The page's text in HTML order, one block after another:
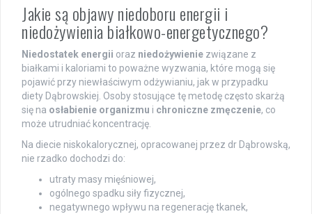
Jakie są objawy niedoboru energii i
niedożywienia białkowo-energetycznego?
Niedostatek energii oraz niedożywienie związane z
białkami i kaloriami to poważne wyzwania, które mogą się
pojawić przy niewłaściwym odżywianiu, jak w przypadku
diety Dąbrowskiej. Osoby stosujące tę metodę często skarżą
się na osłabienie organizmu i chroniczne zmęczenie, co
może utrudniać koncentrację.
Na diecie niskokalorycznej, opracowanej przez dr Dąbrowską,
nie rzadko dochodzi do:
utraty masy mięśniowej,
ogólnego spadku siły fizycznej,
negatywnego wpływu na regenerację tkanek,